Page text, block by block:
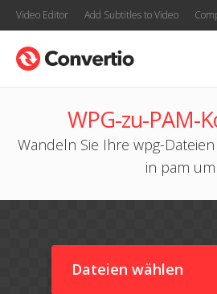
Video Editor Add Subtitles to Video
WPG-zu-PAM-
Wandeln Sie Ihre wpg-
in pam um
Dateien wählen